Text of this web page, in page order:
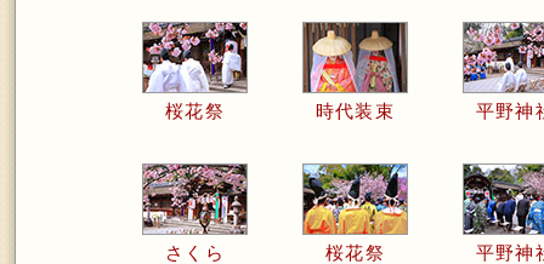
桜花祭 時代装束 平野神
さくら 桜花祭 平野神